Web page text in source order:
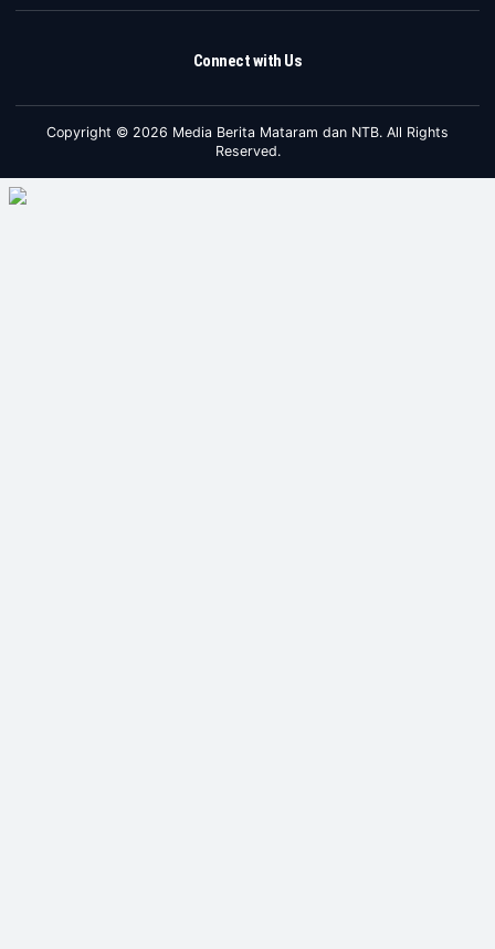
Connect with Us
Copyright © 2026 Media Berita Mataram dan NTB. All Rights
Reserved.